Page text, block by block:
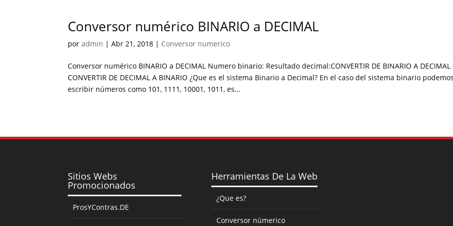
Conversor numérico BINARIO a DECIMAL
poradmin |Abr 21, 2018 | Conversor numerico
Conversor numérico BINARIO a DECIMAL Numero binario: Resultado decimal:CONVERTIR DE BINARIO A DECIMAL
CONVERTIR DE DECIMAL A BINARIO ¿Que es el sistema Binario a Decimal? En el caso del sistema binario
escribir números como 101, 1111, 10001, 1011, es...
Sitios Webs
Promocionados
ProsYContras.DE
Herramientas De La Web
¿Que es?
Conversor númerico